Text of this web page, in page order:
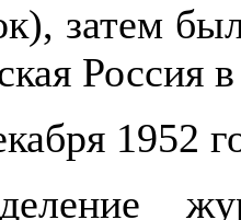
затем
Россия
1952